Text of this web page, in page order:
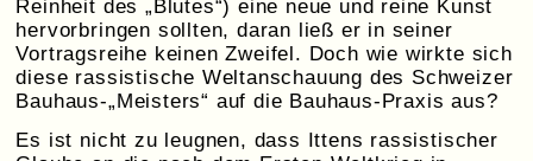
Reinheit des „Blutes“) eine neue und reine Kunst
hervorbringen sollten, daran ließ er in seiner
Vortragsreihe keinen Zweifel. Doch wie wirkte sich
diese rassistische Weltanschauung des Schweizer
Bauhaus-„Meisters“ auf die Bauhaus-Praxis aus?
Es ist nicht zu leugnen, dass Ittens rassistischer